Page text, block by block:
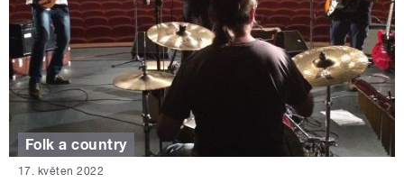
Folk a country
17. květen 2022